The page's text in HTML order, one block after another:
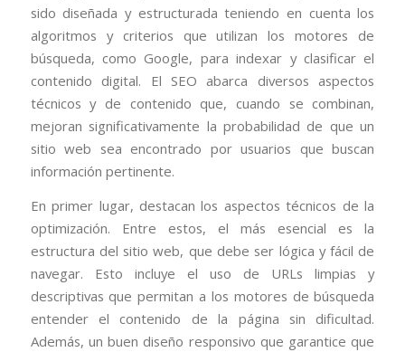
sido diseñada y estructurada teniendo en cuenta los
algoritmos y criterios que utilizan los motores de
búsqueda, como Google, para indexar y clasificar el
contenido digital. El SEO abarca diversos aspectos
técnicos y de contenido que, cuando se combinan,
mejoran significativamente la probabilidad de que un
sitio web sea encontrado por usuarios que buscan
información pertinente.
En primer lugar, destacan los aspectos técnicos de la
optimización. Entre estos, el más esencial es la
estructura del sitio web, que debe ser lógica y fácil de
navegar. Esto incluye el uso de URLs limpias y
descriptivas que permitan a los motores de búsqueda
entender el contenido de la página sin dificultad.
Además, un buen diseño responsivo que garantice que